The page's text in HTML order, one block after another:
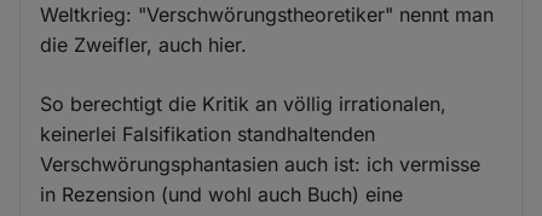
Weltkrieg: "Verschwörungstheoretiker" nennt man
die Zweifler, auch hier.
So berechtigt die Kritik an völlig irrationalen,
keinerlei Falsifikation standhaltenden
Verschwörungsphantasien auch ist: ich vermisse
in Rezension (und wohl auch Buch) eine